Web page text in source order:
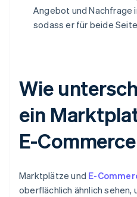
Angebot und Nachfrage
sodass er für beide
Wie
ein
E-
Marktplätze und E-
oberflächlich ähnlich sehen,